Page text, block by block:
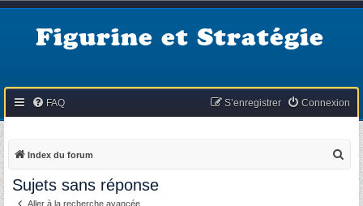
Figurine et Stratégie
FAQ Connexion
S’enregistrer
Index du forum
Sujets sans réponse
Aller à la recherche avancée